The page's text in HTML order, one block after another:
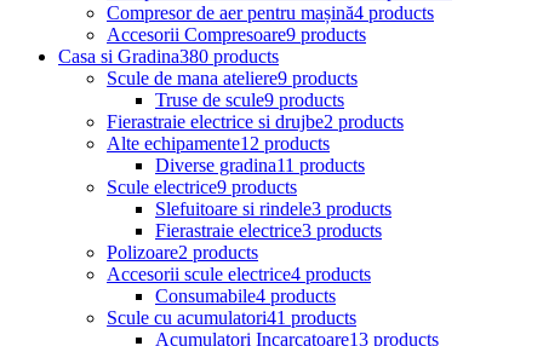
Compresor de aer pentru mașină4 products
Accesorii Compresoare9 products
Casa si Gradina380 products
Scule de mana ateliere9 products
Truse de scule9 products
Fierastraie electrice si drujbe2 products
Alte echipamente12 products
Diverse gradina11 products
Scule electrice9 products
Slefuitoare si rindele3 products
Fierastraie electrice3 products
Polizoare2 products
Accesorii scule electrice4 products
Consumabile4 products
Scule cu acumulatori41 products
Acumulatori Incarcatoare13 products